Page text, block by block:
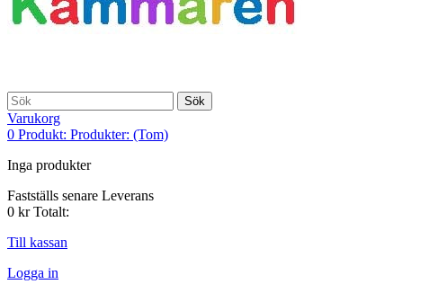
Sök
Varukorg
0 Produkt: Produkter: (Tom)
Inga produkter
Fastställs senare Leverans
0 kr Totalt:
Till kassan
Logga in